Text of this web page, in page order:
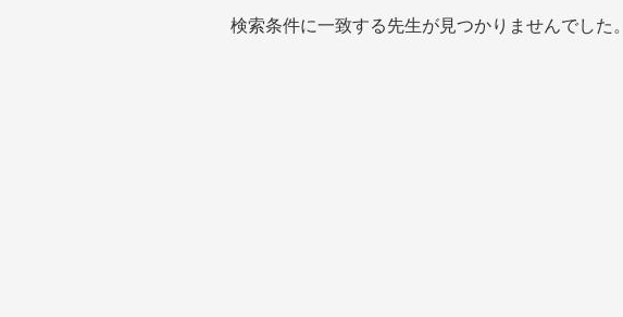
検索条件に一致する先生が見つかりませんでした。